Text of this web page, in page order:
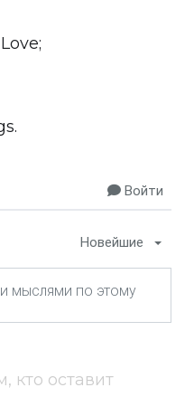
Войти
Новейшие
кто оставит